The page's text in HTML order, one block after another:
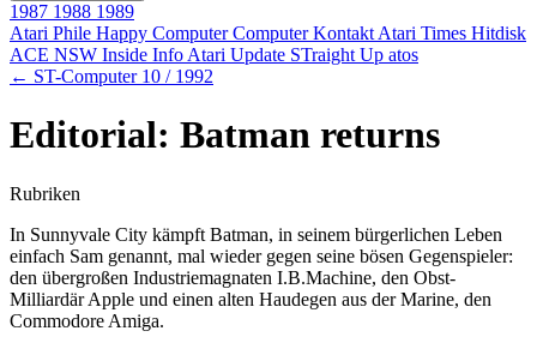
1987 1988 1989
Atari Phile Happy ComputerComputer Kontakt Atari Times Hitdisk
ACE NSW Inside Info Atari Update STraight Up atos
← ST-Computer 10 / 1992
Editorial: Batman returns
Rubriken
In Sunnyvale City kämpft Batman, in seinem bürgerlichen Leben
einfach Sam genannt, mal wieder gegen seine bösen Gegenspieler:
den übergroßen Industriemagnaten I.B.Machine, den Obst-
Milliardär Apple und einen alten Haudegen aus der Marine, den
Commodore Amiga.